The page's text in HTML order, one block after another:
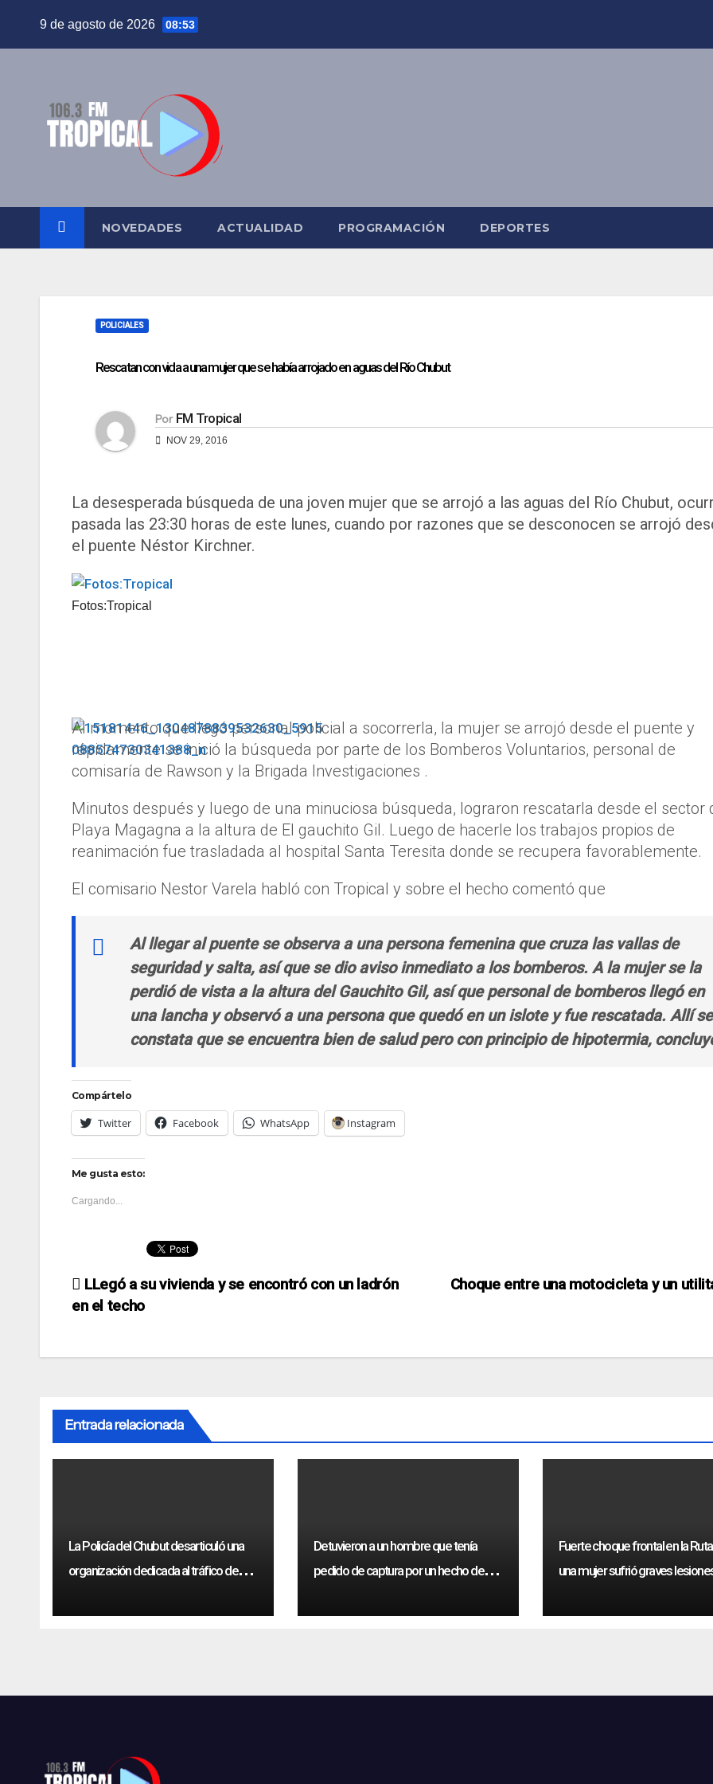
9 de agosto de 2026 08:53
NOVEDADES ACTUALIDAD PROGRAMACIÓN DEPORTES
POLICIALES
Rescatan con vida a una mujer que se había arrojado en aguas del Río Chubut
Por FM Tropical
NOV 29, 2016
La desesperada búsqueda de una joven mujer que se arrojó a las aguas del Río Chubut,
pasada las 23:30 horas de este lunes, cuando por razones que se desconocen se arrojó
el puente Néstor Kirchner.
Fotos:Tropical
Al momento que llegó personal policial a socorrerla, la mujer se arrojó desde el puente y
rápidamente se inició la búsqueda por parte de los Bomberos Voluntarios, personal de
comisaría de Rawson y la Brigada Investigaciones .
Minutos después y luego de una minuciosa búsqueda, lograron rescatarla desde el sector
Playa Magagna a la altura de El gauchito Gil. Luego de hacerle los trabajos propios de
reanimación fue trasladada al hospital Santa Teresita donde se recupera favorablemente.
El comisario Nestor Varela habló con Tropical y sobre el hecho comentó que
Al llegar al puente se observa a una persona femenina que cruza las vallas de
seguridad y salta, así que se dio aviso inmediato a los bomberos. A la mujer se la
perdió de vista a la altura del Gauchito Gil, así que personal de bomberos llegó en
una lancha y observó a una persona que quedó en un islote y fue rescatada. Allí se
constata que se encuentra bien de salud pero con principio de hipotermia,
Compártelo
Twitter Facebook WhatsApp Instagram
Me gusta esto:
Cargando...
Navegación
entradas
Choque entre una motocicleta y un
LLegó a su vivienda y se encontró con un ladrón
en el techo
Entrada relacionada
La Policía del Chubut desarticuló una
organización dedicada al tráfico de
Detuvieron a un hombre que tenía
pedido de captura por un hecho de
Fuerte choque frontal en la
una mujer sufrió graves